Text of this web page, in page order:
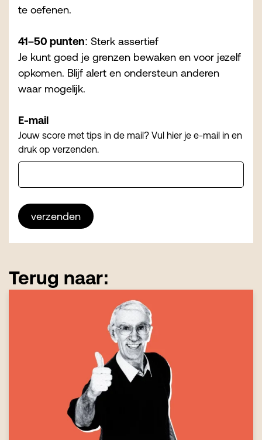
te oefenen.
41–50 punten: Sterk assertief
Je kunt goed je grenzen bewaken en voor jezelf
opkomen. Blijf alert en ondersteun anderen
waar mogelijk.
E-mail
Jouw score met tips in de mail? Vul hier je e-mail in en
druk op verzenden.
verzenden
Terug naar: